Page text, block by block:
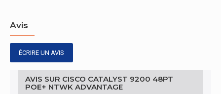
Avis
ÉCRIRE UN AVIS
AVIS SUR CISCO CATALYST 9200 48PT
POE+ NTWK ADVANTAGE